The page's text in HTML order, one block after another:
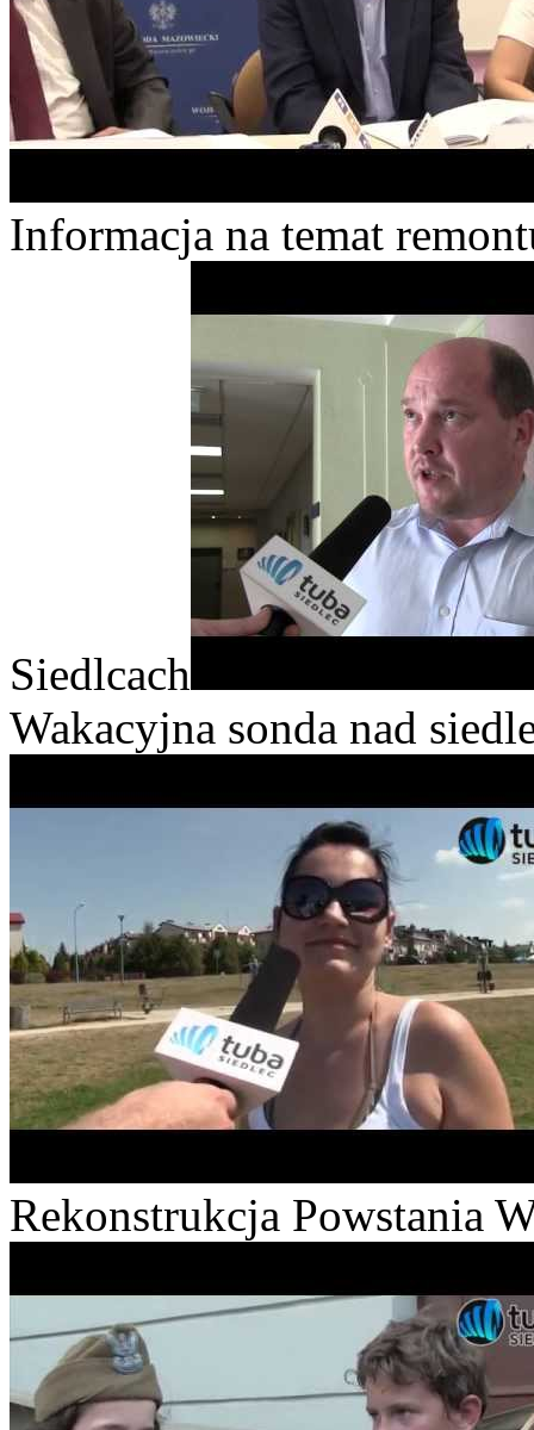
Informacja na temat
Siedlcach
Wakacyjna sonda nad
Rekonstrukcja Powstania